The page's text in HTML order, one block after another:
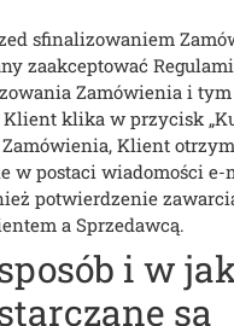
sfinalizowaniem
zaakceptować
Zamówienia i
Klient klika w przycisk
Zamówienia, Klient
w postaci wiadomości e-
potwierdzenie
a Sprzedawcą.
i w
są